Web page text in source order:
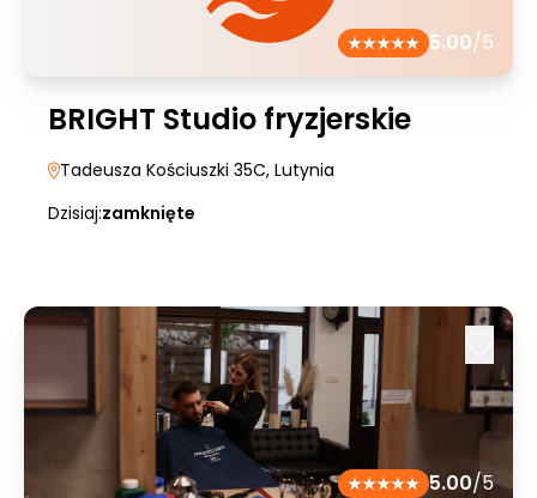
5.00/5
BRIGHT Studio fryzjerskie
Tadeusza Kościuszki 35C, Lutynia
Dzisiaj:zamknięte
5.00/5